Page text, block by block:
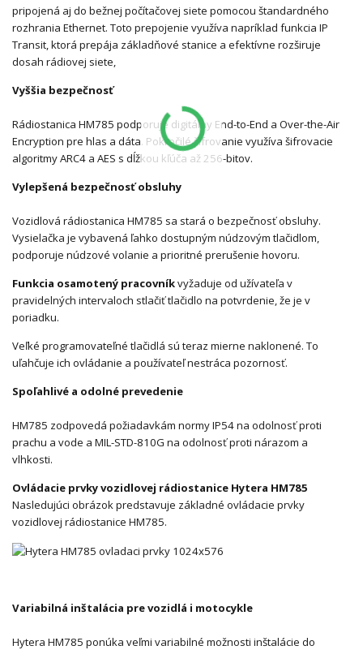
pripojená aj do bežnej počítačovej siete pomocou štandardného
rozhrania Ethernet. Toto prepojenie využíva napríklad funkcia IP
Transit, ktorá prepája základňové stanice a efektívne rozširuje
dosah rádiovej siete,
Vyššia bezpečnosť
Rádiostanica HM785 podporuje digitálny End-to-End a Over-the-Air
Encryption pre hlas a dáta. Pokročilé šifrovanie využíva šifrovacie
algoritmy ARC4 a AES s dĺžkou kľúča až 256-bitov.
Vylepšená bezpečnosť obsluhy
Vozidlová rádiostanica HM785 sa stará o bezpečnosť obsluhy.
Vysielačka je vybavená ľahko dostupným núdzovým tlačidlom,
podporuje núdzové volanie a prioritné prerušenie hovoru.
Funkcia osamotený pracovníkvyžaduje od užívateľa v
pravidelných intervaloch stlačiť tlačidlo na potvrdenie, že je v
poriadku.
Veľké programovateľné tlačidlá sú teraz mierne naklonené. To
uľahčuje ich ovládanie a používateľ nestráca pozornosť.
Spoľahlivé a odolné prevedenie
HM785 zodpovedá požiadavkám normy IP54 na odolnosť proti
prachu a vode a MIL-STD-810G na odolnosť proti nárazom a
vlhkosti.
Ovládacie prvky vozidlovej rádiostanice Hytera HM785
Nasledujúci obrázok predstavuje základné ovládacie prvky
vozidlovej rádiostanice HM785.
Variabilná inštalácia pre vozidlá i motocykle
Hytera HM785 ponúka veľmi variabilné možnosti inštalácie do